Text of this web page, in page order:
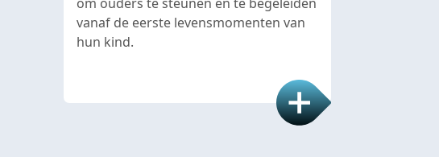
vanaf de eerste levensmomenten van
hun kind.